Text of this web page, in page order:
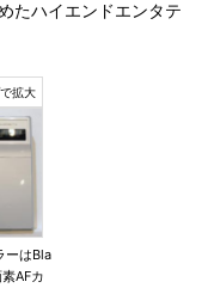
たハイエンドエンタテ
ーはBla
AFカ